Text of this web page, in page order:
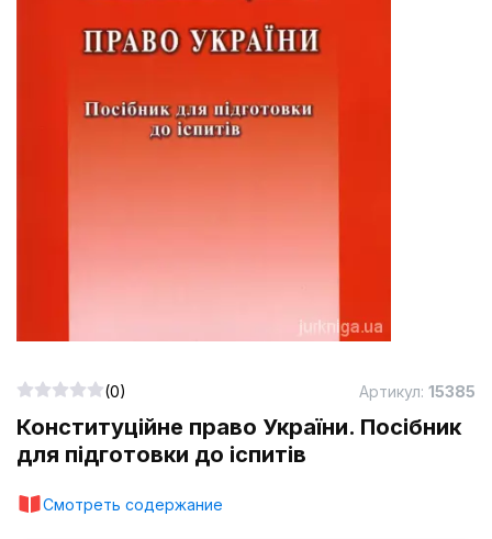
Конституційне право України. Посібник
для підготовки до іспитів
Смотреть содержание
(0) Артикул: 15385